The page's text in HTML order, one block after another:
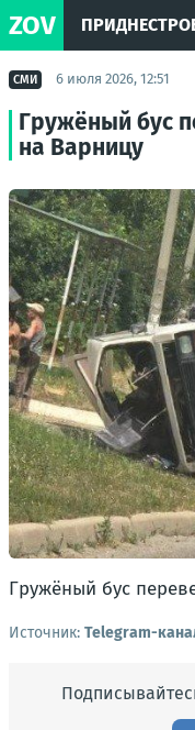
ZOV
СМИ 6 июля 2026, 12:51
Гружёный бус
на Варницу
Гружёный бус
Источник: Telegram-